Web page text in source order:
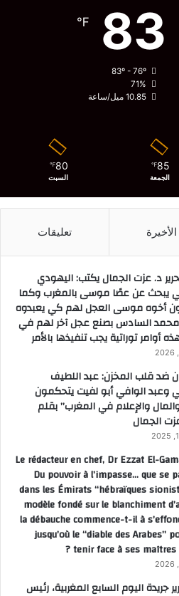
83
℉
83º - 76º
71%
10.85 ميل/ساعة
85
℉
الجمعة
80
℉
السبت
الأخيرة تعليقات
د. عزت الجمال يكتب: اليهودي
يبحث عن عصًا موسى بالمغرب وكما
أخوه موسى العجل لهم كي يعبدوه
محمد السادس بصنع عجل آخر لهم في
أوامر توراتية يجب تنفيذها بالأمر
ضد قلب المخزن: عبد اللطيف
وعبد الوافي أبو لفيت يتحكمون
والمال والإعلام في المغرب” بقلم
الجمال
Le rédacteur en chef, Dr Ezzat El-
Du pouvoir à l’impasse… que se
dans les Émirats “hébraïques
modèle fondé sur le blanchiment
la débauche commence-t-il à
jusqu’où le “diable des Arabes”
tenir face à ses maîtres
جريدة اليوم السابع المغربية، رئيس